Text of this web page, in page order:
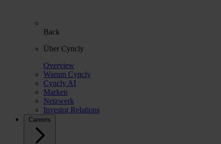
Back
Über Cyncly
Overview
Warum Cyncly
Cyncly AI
Marken
Netzwerk
Investor Relations
Careers